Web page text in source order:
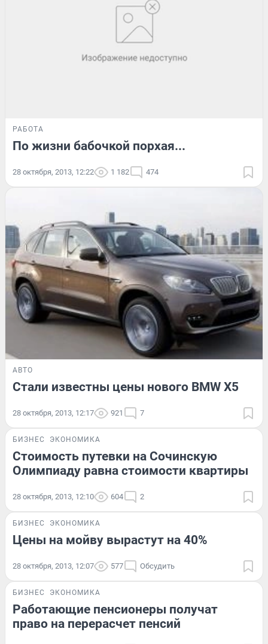
РАБОТА
По жизни бабочкой порхая...
28 октября, 2013, 12:22 1 182 474
АВТО
Стали известны цены нового BMW X5
28 октября, 2013, 12:17 921 7
БИЗНЕС ЭКОНОМИКА
Стоимость путевки на Сочинскую
Олимпиаду равна стоимости квартиры
28 октября, 2013, 12:10 604 2
БИЗНЕС ЭКОНОМИКА
Цены на мойву вырастут на 40%
28 октября, 2013, 12:07 577 Обсудить
БИЗНЕС ЭКОНОМИКА
Работающие пенсионеры получат
право на перерасчет пенсий